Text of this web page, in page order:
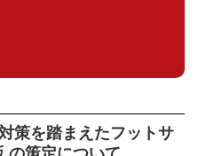
策を踏まえたフットサ